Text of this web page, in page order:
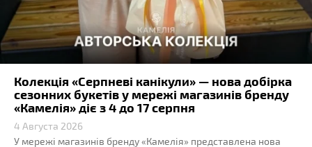
Колекція «Серпневі канікули» — нова добірка
сезонних букетів у мережі магазинів бренду
«Камелія» діє з 4 до 17 серпня
4 Августа 2026
У мережі магазинів бренду «Камелія» представлена нова